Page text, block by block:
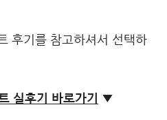
후기를 참고하셔서 선택하
실후기 바로가기 ▼